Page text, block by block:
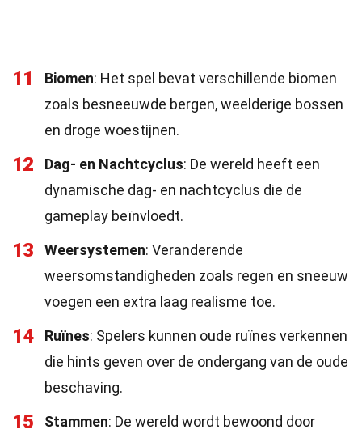
11 Biomen: Het spel bevat verschillende biomen
zoals besneeuwde bergen, weelderige bossen
en droge woestijnen.
12 Dag- en Nachtcyclus: De wereld heeft een
dynamische dag- en nachtcyclus die de
gameplay beïnvloedt.
13 Weersystemen: Veranderende
weersomstandigheden zoals regen en sneeuw
voegen een extra laag realisme toe.
14 Ruïnes: Spelers kunnen oude ruïnes verkennen
die hints geven over de ondergang van de oude
beschaving.
15 Stammen: De wereld wordt bewoond door